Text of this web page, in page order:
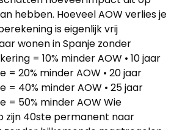
hebben. Hoeveel AOW verlies je
is eigenlijk vrij
wonen in Spanje zonder
= 10% minder AOW • 10 jaar
= 20% minder AOW • 20 jaar
= 40% minder AOW • 25 jaar
= 50% minder AOW Wie
zijn 40ste permanent naar